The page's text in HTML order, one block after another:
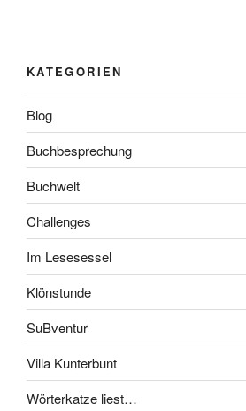
KATEGORIEN
Blog
Buchbesprechung
Buchwelt
Challenges
Im Lesesessel
Klönstunde
SuBventur
Villa Kunterbunt
Wörterkatze liest…